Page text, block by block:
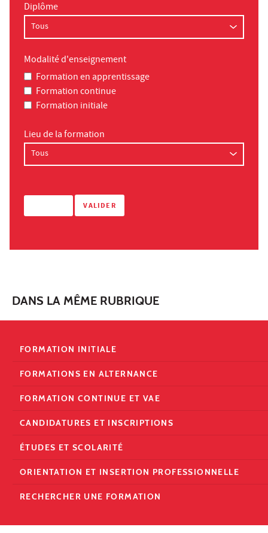
Diplôme
Modalité d'enseignement
Formation en apprentissage
Formation continue
Formation initiale
Lieu de la formation
DANS LA MÊME RUBRIQUE
FORMATION INITIALE
FORMATIONS EN ALTERNANCE
FORMATION CONTINUE ET VAE
CANDIDATURES ET INSCRIPTIONS
ÉTUDES ET SCOLARITÉ
ORIENTATION ET INSERTION PROFESSIONNELLE
RECHERCHER UNE FORMATION